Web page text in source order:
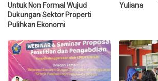
Untuk Non Formal Wujud
Dukungan Sektor Properti
Pulihkan Ekonomi
Yuliana